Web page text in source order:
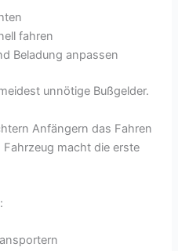
fahren
Beladung anpassen
unnötige Bußgelder.
Anfängern das Fahren
macht die erste